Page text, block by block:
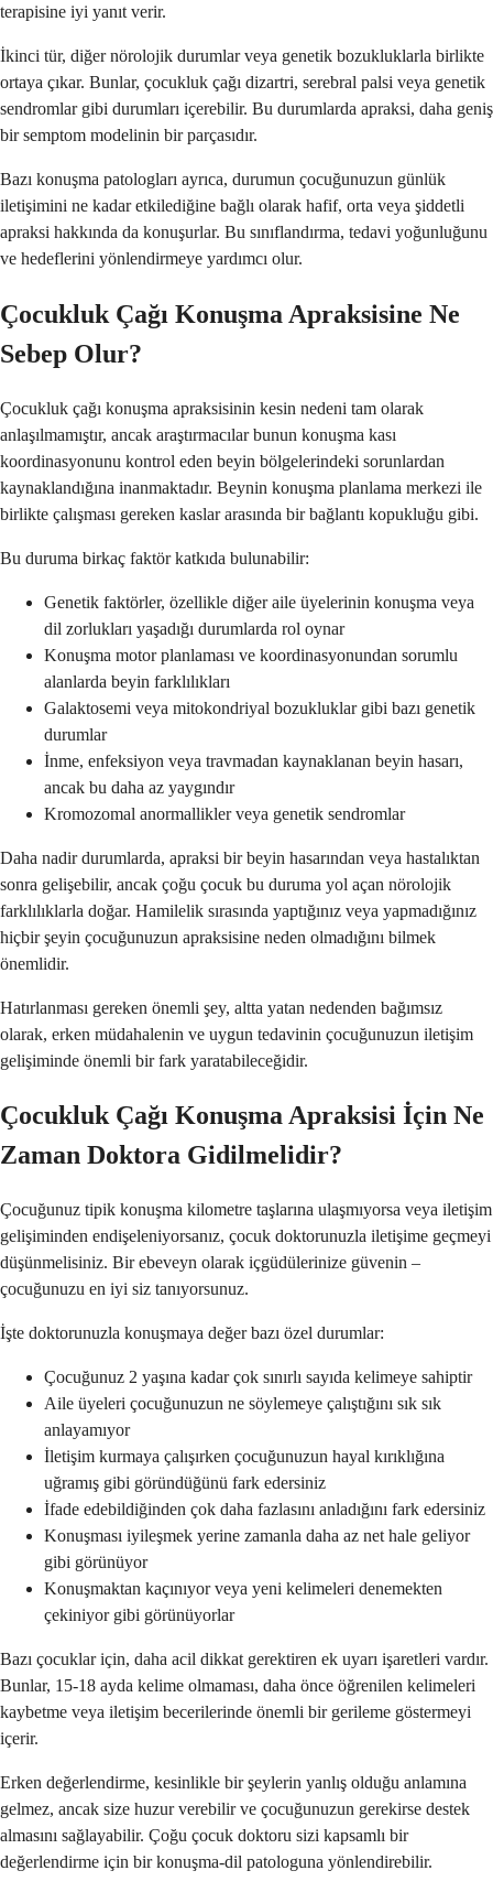
terapisine iyi yanıt verir.
İkinci tür, diğer nörolojik durumlar veya genetik bozukluklarla birlikte
ortaya çıkar. Bunlar, çocukluk çağı dizartri, serebral palsi veya genetik
sendromlar gibi durumları içerebilir. Bu durumlarda apraksi, daha geniş
bir semptom modelinin bir parçasıdır.
Bazı konuşma patologları ayrıca, durumun çocuğunuzun günlük
iletişimini ne kadar etkilediğine bağlı olarak hafif, orta veya şiddetli
apraksi hakkında da konuşurlar. Bu sınıflandırma, tedavi yoğunluğunu
ve hedeflerini yönlendirmeye yardımcı olur.
Çocukluk Çağı Konuşma Apraksisine Ne
Sebep Olur?
Çocukluk çağı konuşma apraksisinin kesin nedeni tam olarak
anlaşılmamıştır, ancak araştırmacılar bunun konuşma kası
koordinasyonunu kontrol eden beyin bölgelerindeki sorunlardan
kaynaklandığına inanmaktadır. Beynin konuşma planlama merkezi ile
birlikte çalışması gereken kaslar arasında bir bağlantı kopukluğu gibi.
Bu duruma birkaç faktör katkıda bulunabilir:
Genetik faktörler, özellikle diğer aile üyelerinin konuşma veya
dil zorlukları yaşadığı durumlarda rol oynar
Konuşma motor planlaması ve koordinasyonundan sorumlu
alanlarda beyin farklılıkları
Galaktosemi veya mitokondriyal bozukluklar gibi bazı genetik
durumlar
İnme, enfeksiyon veya travmadan kaynaklanan beyin hasarı,
ancak bu daha az yaygındır
Kromozomal anormallikler veya genetik sendromlar
Daha nadir durumlarda, apraksi bir beyin hasarından veya hastalıktan
sonra gelişebilir, ancak çoğu çocuk bu duruma yol açan nörolojik
farklılıklarla doğar. Hamilelik sırasında yaptığınız veya yapmadığınız
hiçbir şeyin çocuğunuzun apraksisine neden olmadığını bilmek
önemlidir.
Hatırlanması gereken önemli şey, altta yatan nedenden bağımsız
olarak, erken müdahalenin ve uygun tedavinin çocuğunuzun iletişim
gelişiminde önemli bir fark yaratabileceğidir.
Çocukluk Çağı Konuşma Apraksisi İçin Ne
Zaman Doktora Gidilmelidir?
Çocuğunuz tipik konuşma kilometre taşlarına ulaşmıyorsa veya iletişim
gelişiminden endişeleniyorsanız, çocuk doktorunuzla iletişime geçmeyi
düşünmelisiniz. Bir ebeveyn olarak içgüdülerinize güvenin –
çocuğunuzu en iyi siz tanıyorsunuz.
İşte doktorunuzla konuşmaya değer bazı özel durumlar:
Çocuğunuz 2 yaşına kadar çok sınırlı sayıda kelimeye sahiptir
Aile üyeleri çocuğunuzun ne söylemeye çalıştığını sık sık
anlayamıyor
İletişim kurmaya çalışırken çocuğunuzun hayal kırıklığına
uğramış gibi göründüğünü fark edersiniz
İfade edebildiğinden çok daha fazlasını anladığını fark edersiniz
Konuşması iyileşmek yerine zamanla daha az net hale geliyor
gibi görünüyor
Konuşmaktan kaçınıyor veya yeni kelimeleri denemekten
çekiniyor gibi görünüyorlar
Bazı çocuklar için, daha acil dikkat gerektiren ek uyarı işaretleri vardır.
Bunlar, 15-18 ayda kelime olmaması, daha önce öğrenilen kelimeleri
kaybetme veya iletişim becerilerinde önemli bir gerileme göstermeyi
içerir.
Erken değerlendirme, kesinlikle bir şeylerin yanlış olduğu anlamına
gelmez, ancak size huzur verebilir ve çocuğunuzun gerekirse destek
almasını sağlayabilir. Çoğu çocuk doktoru sizi kapsamlı bir
değerlendirme için bir konuşma-dil patologuna yönlendirebilir.